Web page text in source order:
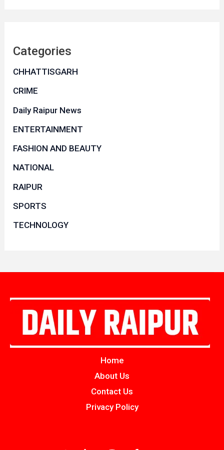
Categories
CHHATTISGARH
CRIME
Daily Raipur News
ENTERTAINMENT
FASHION AND BEAUTY
NATIONAL
RAIPUR
SPORTS
TECHNOLOGY
Home
About Us
Contact Us
Privacy Policy